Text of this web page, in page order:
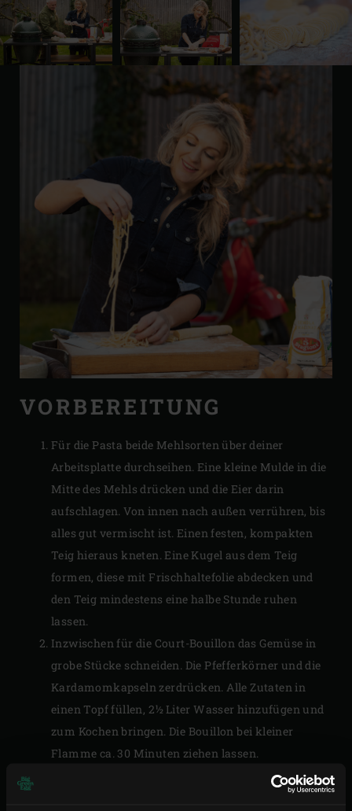
VORBEREITUNG
Für die Pasta beide Mehlsorten über deiner
Arbeitsplatte durchseihen. Eine kleine Mulde in die
Mitte des Mehls drücken und die Eier darin
aufschlagen. Von innen nach außen verrühren, bis
alles gut vermischt ist. Einen festen, kompakten
Teig hieraus kneten. Eine Kugel aus dem Teig
formen, diese mit Frischhaltefolie abdecken und
den Teig mindestens eine halbe Stunde ruhen
lassen.
Inzwischen für die Court-Bouillon das Gemüse in
grobe Stücke schneiden. Die Pfefferkörner und die
Kardamomkapseln zerdrücken. Alle Zutaten in
einen Topf füllen, 2½ Liter Wasser hinzufügen und
zum Kochen bringen. Die Bouillon bei kleiner
Flamme ca. 30 Minuten ziehen lassen.
Die Bouillon durch ein Sieb schütten. Dann die